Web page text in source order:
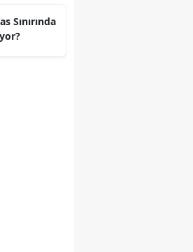
Sınırında